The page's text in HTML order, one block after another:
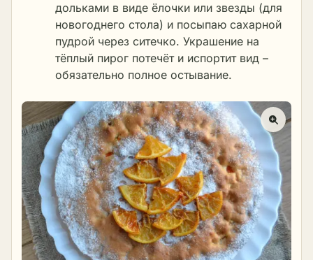
дольками в виде ёлочки или звезды (для
новогоднего стола) и посыпаю сахарной
пудрой через ситечко. Украшение на
тёплый пирог потечёт и испортит вид –
обязательно полное остывание.